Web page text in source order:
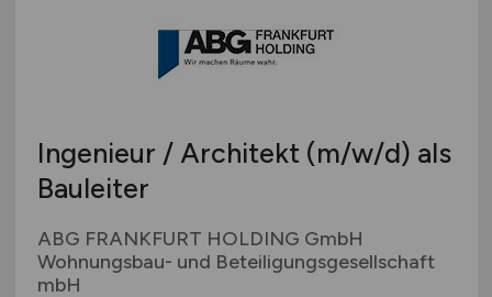
Ingenieur / Architekt (m/w/d) als
Bauleiter
ABG FRANKFURT HOLDING GmbH
Wohnungsbau- und Beteiligungsgesellschaft
mbH